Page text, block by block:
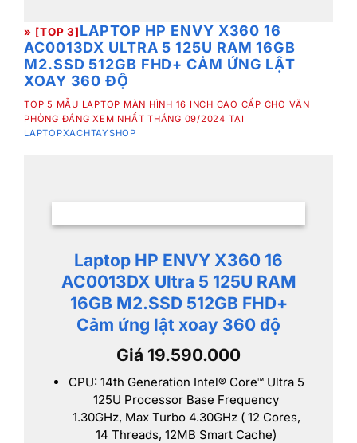
» [TOP 3]LAPTOP HP ENVY X360 16
AC0013DX ULTRA 5 125U RAM 16GB
M2.SSD 512GB FHD+ CẢM ỨNG LẬT
XOAY 360 ĐỘ
TOP 5 MẪU LAPTOP MÀN HÌNH 16 INCH CAO CẤP CHO VĂN
PHÒNG ĐÁNG XEM NHẤT THÁNG 09/2024 TẠI
LAPTOPXACHTAYSHOP
Laptop HP ENVY X360 16
AC0013DX Ultra 5 125U RAM
16GB M2.SSD 512GB FHD+
Cảm ứng lật xoay 360 độ
Giá 19.590.000
CPU: 14th Generation Intel® Core™ Ultra 5
125U Processor Base Frequency
1.30GHz, Max Turbo 4.30GHz ( 12 Cores,
14 Threads, 12MB Smart Cache)